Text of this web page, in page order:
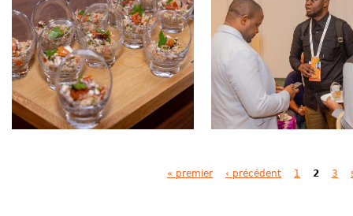
« premier ‹ précédent 1 2 3